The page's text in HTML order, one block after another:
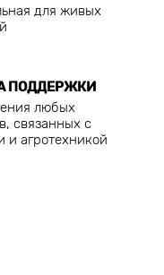
для живых
ПОДДЕРЖКИ
любых
связанных с
и агротехникой